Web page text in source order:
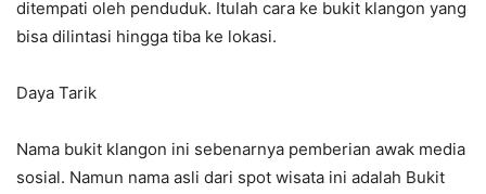
ditempati oleh penduduk. Itulah cara ke bukit klangon yang
bisa dilintasi hingga tiba ke lokasi.
Daya Tarik
Nama bukit klangon ini sebenarnya pemberian awak media
sosial. Namun nama asli dari spot wisata ini adalah Bukit